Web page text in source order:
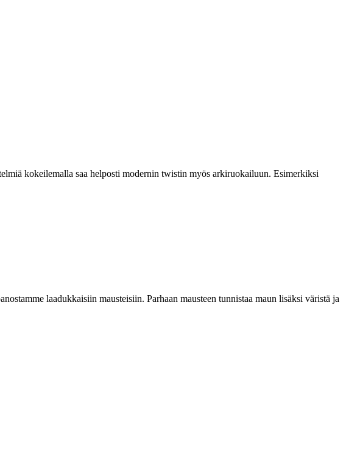
kokeilemalla saa helposti modernin twistin myös arkiruokailuun. Esimerkiksi
laadukkaisiin mausteisiin. Parhaan mausteen tunnistaa maun lisäksi väristä ja